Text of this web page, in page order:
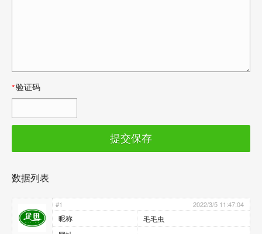
*验证码
提交保存
数据列表
2022/3/5 11:47:04
#1
昵称
毛毛虫